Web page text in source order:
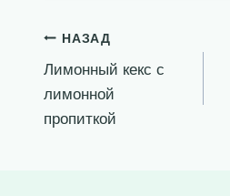
Навигация
по
записям
НАЗАД
Лимонный кекс с
лимонной
пропиткой